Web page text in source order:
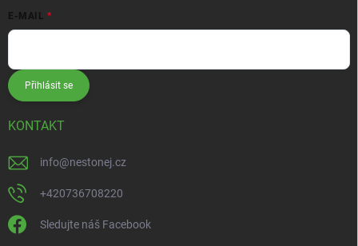
E-MAIL
Přihlásit se
KONTAKT
info@nestonej.cz
+420736708220
Sledujte náš Facebook